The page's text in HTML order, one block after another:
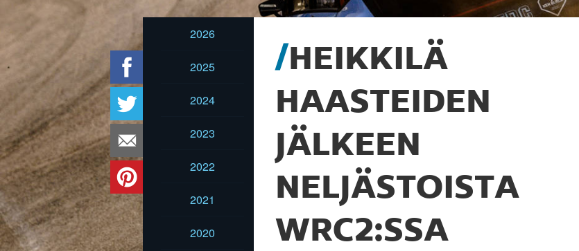
2026
2025
2024
2023
2022
2021
2020
HEIKKILÄ
HAASTEIDEN
JÄLKEEN
NELJÄSTOISTA
WRC2:SSA